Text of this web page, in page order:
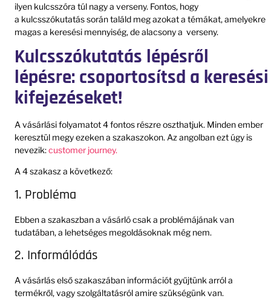
ilyen kulcsszóra túl nagy a verseny. Fontos, hogy
a kulcsszókutatás során találd meg azokat a témákat, amelyekre
magas a keresési mennyiség, de alacsony a verseny.
Kulcsszókutatás lépésről
lépésre: csoportosítsd a keresési
kifejezéseket!
A vásárlási folyamatot 4 fontos részre oszthatjuk. Minden ember
keresztül megy ezeken a szakaszokon. Az angolban ezt úgy is
nevezik:customer journey.
A 4 szakasz a következő:
1. Probléma
Ebben a szakaszban a vásárló csak a problémájának van
tudatában, a lehetséges megoldásoknak még nem.
2. Informálódás
A vásárlás első szakaszában információt gyűjtünk arról a
termékről, vagy szolgáltatásról amire szükségünk van.